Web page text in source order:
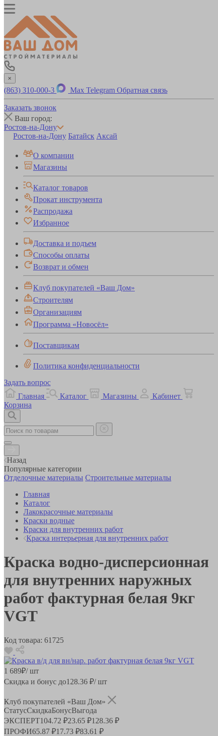
×
(863) 310-000-3 Max Telegram Обратная связь
Заказать звонок
Ваш город:
Ростов-на-Дону
Ростов-на-Дону Батайск Аксай
О компании
Магазины
Каталог товаров
Прокат инструмента
Распродажа
Избранное
Доставка и подъем
Способы оплаты
Возврат и обмен
Клуб покупателей «Ваш Дом»
Строителям
Организациям
Программа «Новосёл»
Поставщикам
Политика конфиденциальности
Задать вопрос
Главная
Каталог Магазины
Кабинет
Корзина
Назад
Популярные категории
Отделочные материалы Строительные материалы
Главная
Каталог
Лакокрасочные материалы
Краски водные
Краски для внутренних работ
Краска интерьерная для внутренних работ
Краска водно-дисперсионная
для внутренних наружных
работ фактурная белая 9кг
VGT
Код товара: 61725
1 689₽/ шт
Скидка и бонус до128.36 ₽/ шт
Клуб покупателей «Ваш Дом»
СтатусСкидкаБонусВыгода
ЭКСПЕРТ104.72 ₽23.65 ₽128.36 ₽
ПРОФИ65.87 ₽17.73 ₽83.61 ₽